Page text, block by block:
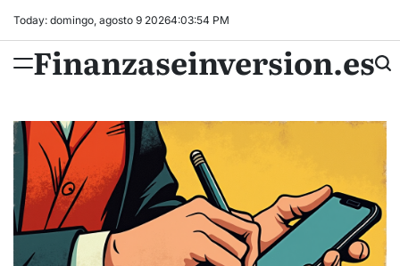
content
Today: domingo, agosto 9 20264:03:55 PM
Finanzaseinversion.es